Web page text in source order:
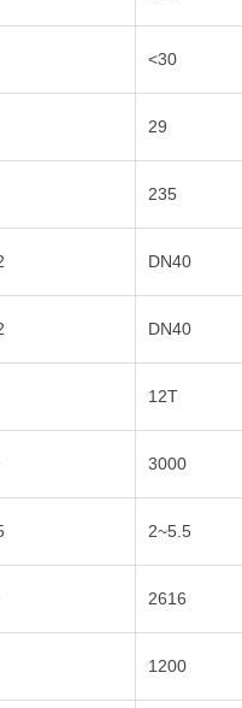
<30
29
235
DN40
DN40
12T
3000
2~5.5
2616
1200